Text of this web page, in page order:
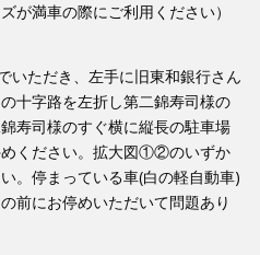
が満車の際にご利用ください）
いただき、左手に旧東和銀行さん
十字路を左折し第二錦寿司様の
寿司様のすぐ横に縦長の駐車場
ください。拡大図①②のいずか
。停まっている車(白の軽自動車)
前にお停めいただいて問題あり